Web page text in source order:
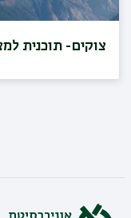
צוקים- תוכנית